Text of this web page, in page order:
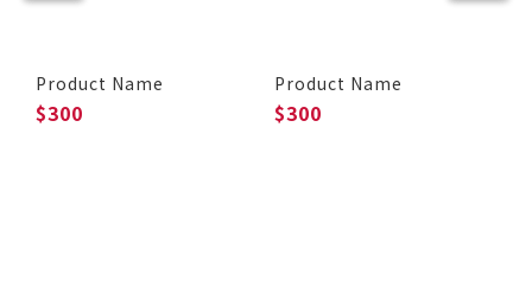
Product Name
$300
Product Name
$300